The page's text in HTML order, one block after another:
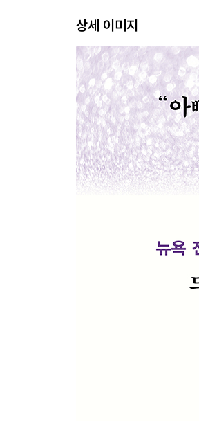
해피 뉴욕 타임스
3부 사랑으로 하염없이
무덤을 이고 사는 우리
아니마, 아니무스
모모가 된 모모와
공기방울 세탁기
상상, Y
목동이 구름을 부르면 순
상세 이미지